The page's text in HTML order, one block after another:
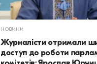
НОВИНИ
Журналісти отримали
доступ до роботи